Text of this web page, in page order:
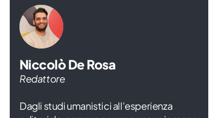
Niccolò De Rosa
Redattore
Dagli studi umanistici all'esperienza